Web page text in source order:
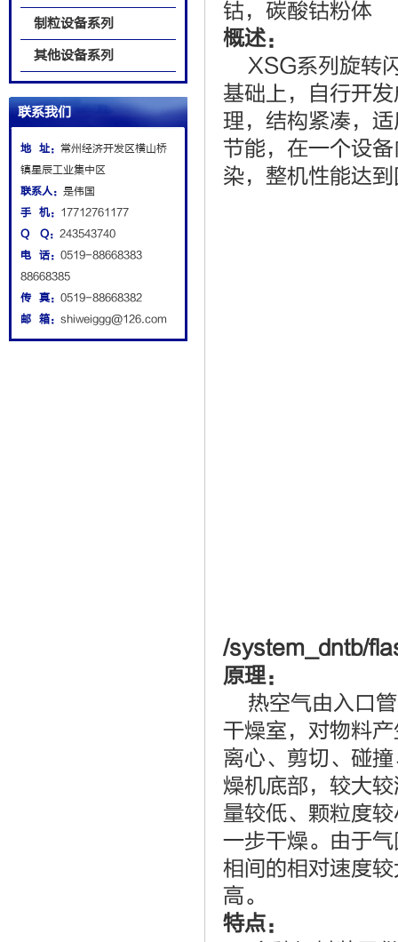
制粒设备系列
其他设备系列
联系我们
地 址： 常州经济开发区横山桥
镇星辰工业集中区
联系人： 是伟国
手 机： 17712761177
Q Q： 243543740
电 话： 0519-88668383
88668385
传 真： 0519-88668382
邮 箱： shiweiggg@126.com
钴，碳酸钴粉体
概述：
XSG系列旋转
基础上，自行开
理，结构紧凑，
节能，在一个设
染，整机性能达
/system_dntb/
原理：
热空气由入口管
干燥室，对物料
离心、剪切、碰
燥机底部，较大
量较低、颗粒度
一步干燥。由于
相间的相对速度
高。
特点：